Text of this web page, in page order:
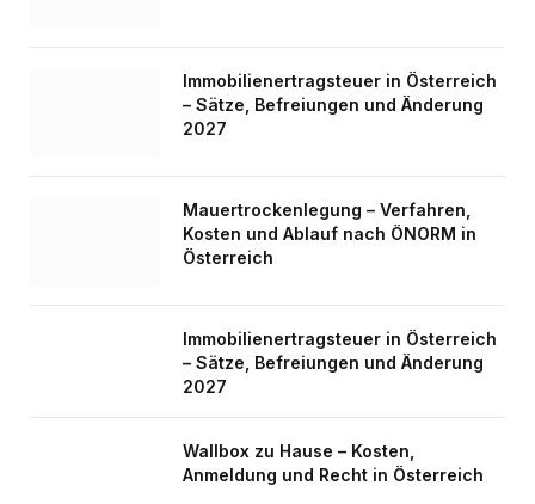
Immobilienertragsteuer in Österreich
– Sätze, Befreiungen und Änderung
2027
Mauertrockenlegung – Verfahren,
Kosten und Ablauf nach ÖNORM in
Österreich
Immobilienertragsteuer in Österreich
– Sätze, Befreiungen und Änderung
2027
Wallbox zu Hause – Kosten,
Anmeldung und Recht in Österreich